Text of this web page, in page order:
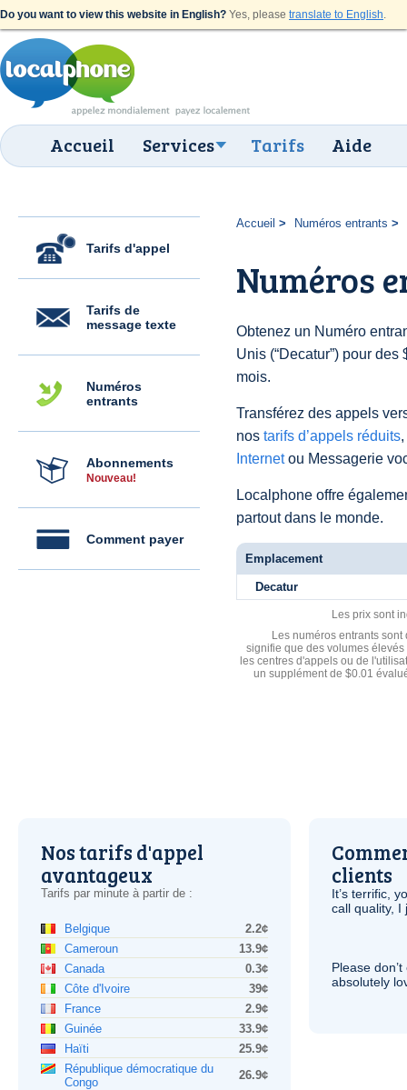
Do you want to view this website in English? Yes, please translate to English.
Accueil Services Tarifs Aide
Tarifs d'appel
Tarifs de
message texte
Numéros
entrants
Abonnements
Nouveau!
Comment payer
Accueil Numéros entrants
Numéros
Obtenez un Numéro
Unis (“Decatur”) pour
mois.
Transférez des appels
nos tarifs d’appels réduits
Internetou Messagerie
Localphone offre
partout dans le monde.
Emplacement
Decatur
Les prix sont
Les numéros entrants
signifie que des volumes
les centres d'appels ou de
un supplément de $0.01
Nos tarifs d'appel
avantageux
Tarifs par minute à partir de :
Belgique
2.2¢
Cameroun
13.9¢
Canada
0.3¢
Côte d'Ivoire
39¢
France
2.9¢
Guinée
33.9¢
Haïti
25.9¢
République démocratique du
Congo
26.9¢
clients
It’s terrific,
call quality, I
Please
absolutely